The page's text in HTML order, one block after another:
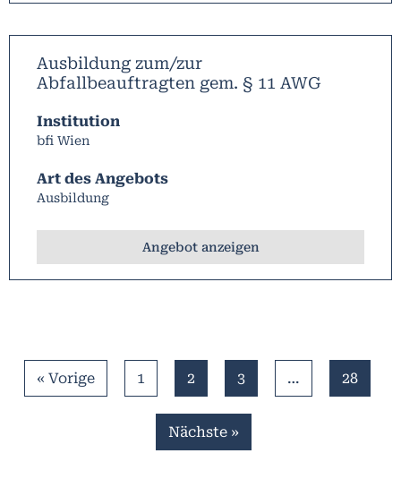
Ausbildung zum/zur
Abfallbeauftragten gem. § 11 AWG
Institution
bfi Wien
Art des Angebots
Ausbildung
Angebot anzeigen
« Vorige 1 2 3 … 28
Nächste »